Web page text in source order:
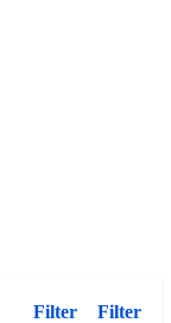
Filter Filter